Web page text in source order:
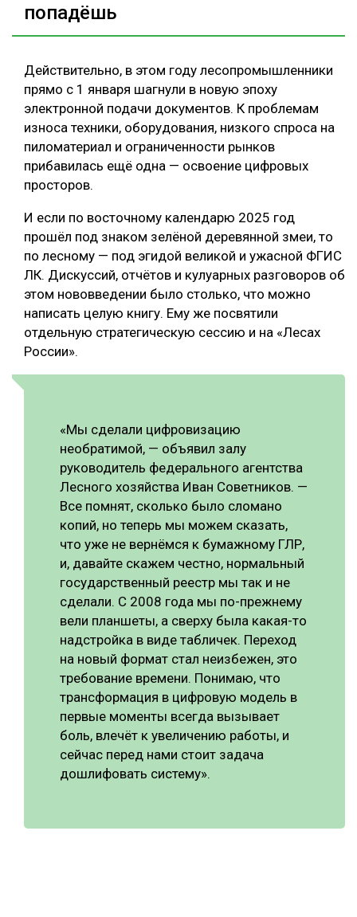
попадёшь
Действительно, в этом году лесопромышленники
прямо с 1 января шагнули в новую эпоху
электронной подачи документов. К проблемам
износа техники, оборудования, низкого спроса на
пиломатериал и ограниченности рынков
прибавилась ещё одна — освоение цифровых
просторов.
И если по восточному календарю 2025 год
прошёл под знаком зелёной деревянной змеи, то
по лесному — под эгидой великой и ужасной ФГИС
ЛК. Дискуссий, отчётов и кулуарных разговоров об
этом нововведении было столько, что можно
написать целую книгу. Ему же посвятили
отдельную стратегическую сессию и на «Лесах
России».
«Мы сделали цифровизацию
необратимой, — объявил залу
руководитель федерального агентства
Лесного хозяйства Иван Советников. —
Все помнят, сколько было сломано
копий, но теперь мы можем сказать,
что уже не вернёмся к бумажному ГЛР,
и, давайте скажем честно, нормальный
государственный реестр мы так и не
сделали. С 2008 года мы по-прежнему
вели планшеты, а сверху была какая-то
надстройка в виде табличек. Переход
на новый формат стал неизбежен, это
требование времени. Понимаю, что
трансформация в цифровую модель в
первые моменты всегда вызывает
боль, влечёт к увеличению работы, и
сейчас перед нами стоит задача
дошлифовать систему».